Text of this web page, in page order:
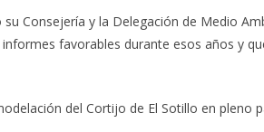
Consejería y la Delegación de Medio
favorables durante esos años y
del Cortijo de El Sotillo en pleno